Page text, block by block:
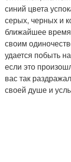
синий цвета
серых, черных и
ближайшее
своим
удается побыть
если это
вас так
своей душе и